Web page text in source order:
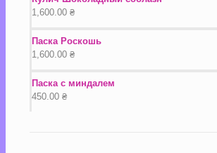
1,600.00 ₴
Паска Роскошь
1,600.00 ₴
Паска с миндалем
450.00 ₴